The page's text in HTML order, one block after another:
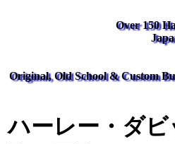
Over 150
Original, Old School & Custom
ハーレー・ダ